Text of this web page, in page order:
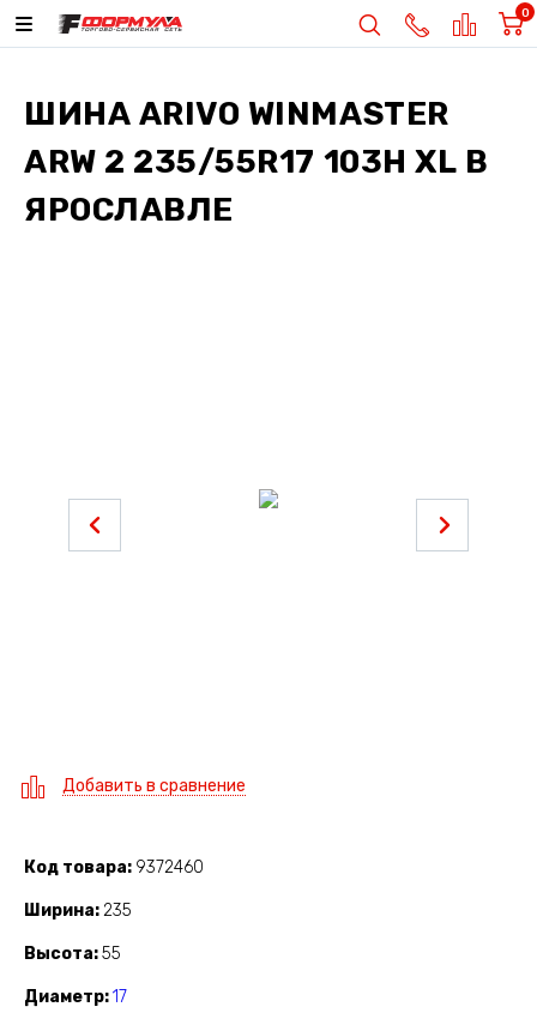
0
ШИНА ARIVO WINMASTER
ARW 2 235/55R17 103H XL В
ЯРОСЛАВЛЕ
Добавить в сравнение
Код товара 9372460
Ширина 235
Высота 55
Диаметр 17